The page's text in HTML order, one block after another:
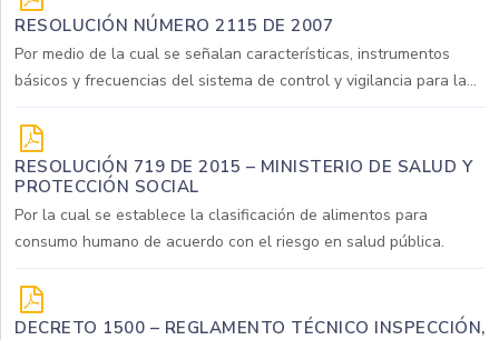
RESOLUCIÓN NÚMERO 2115 DE 2007
Por medio de la cual se señalan características, instrumentos
básicos y frecuencias del sistema de control y vigilancia para la...
RESOLUCIÓN 719 DE 2015 – MINISTERIO DE SALUD Y
PROTECCIÓN SOCIAL
Por la cual se establece la clasificación de alimentos para
consumo humano de acuerdo con el riesgo en salud pública.
DECRETO 1500 – REGLAMENTO TÉCNICO INSPECCIÓN,